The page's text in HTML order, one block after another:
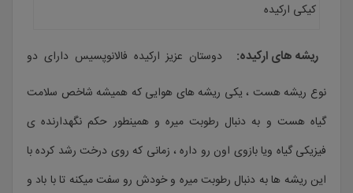
کیکی ارکیده
ریشه های ارکیده:
دوستان عزیز ارکیده فالانوپسیس دارای دو
نوع ریشه هست ، یکی ریشه های هوایی که همیشه شاخص سلامت
گیاه هست و به دنبال رطوبت میره و همینطور حکم نگهدارنده ی
فیزیکی گیاه ویا بازوی اون رو داره ، زمانی که روی درخت رشد کرده با
این ریشه ها به دنبال رطوبت میره و خودش رو سفت میکنه تا با باد و